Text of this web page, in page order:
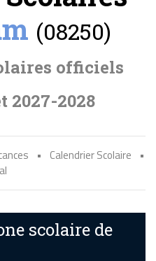
(08250)
officiels
2027-2028
• Calendrier Scolaire
•
scolaire de